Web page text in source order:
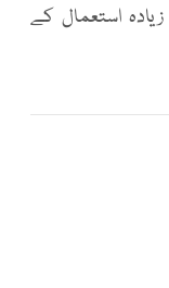
استعمال کے